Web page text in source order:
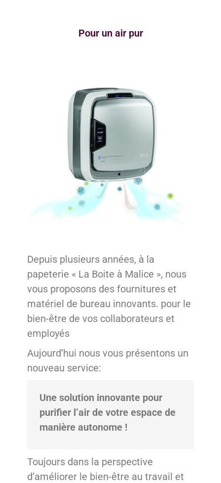
Pour un air pur
Depuis plusieurs années, à la
papeterie « La Boite à Malice », nous
vous proposons des fournitures et
matériel de bureau innovants. pour le
bien-être de vos collaborateurs et
employés
Aujourd’hui nous vous présentons un
nouveau service:
Une solution innovante pour
purifier l’air de votre espace de
manière autonome !
Toujours dans la perspective
d’améliorer le bien-être au travail et